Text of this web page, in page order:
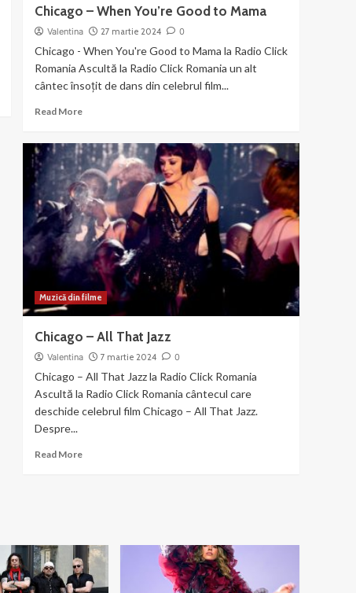
Chicago – When You’re Good to Mama
Valentina 27 martie 2024 0
Chicago - When You're Good to Mama la Radio Click
Romania Ascultă la Radio Click Romania un alt
cântec însoțit de dans din celebrul film...
Read MoreRead
Chicago
–
When
You’re
Good
to
Mama
Muzică din filme
Chicago – All That Jazz
Valentina 7 martie 2024 0
Chicago – All That Jazz la Radio Click Romania
Ascultă la Radio Click Romania cântecul care
deschide celebrul film Chicago – All That Jazz.
Despre...
Read MoreRead
Jazz